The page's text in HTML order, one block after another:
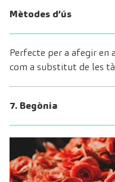
Mètodes d’ús
Perfecte per a afegir en
com a substitut de les
7. Begònia